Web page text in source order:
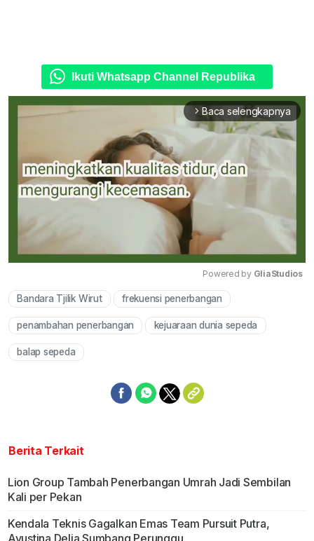
Ikuti Whatsapp Channel Republika
arrow_forward_ios Baca selengkapnya
Powered by GliaStudios
Bandara Tjilik Wirut frekuensi penerbangan
penambahan penerbangan kejuaraan dunia sepeda
balap sepeda
Berita Terkait
Lion Group Tambah Penerbangan Umrah Jadi Sembilan
Kali per Pekan
Kendala Teknis Gagalkan Emas Team Pursuit Putra,